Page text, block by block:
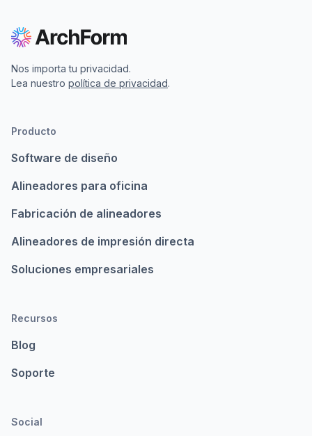
Nos importa tu privacidad.
Lea nuestro política de privacidad.
Producto
Software de diseño
Alineadores para oficina
Fabricación de alineadores
Alineadores de impresión directa
Soluciones empresariales
Recursos
Blog
Soporte
Social